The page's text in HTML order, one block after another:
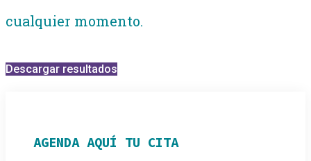
cualquier momento.
Descargar resultados
AGENDA AQUÍ TU CITA